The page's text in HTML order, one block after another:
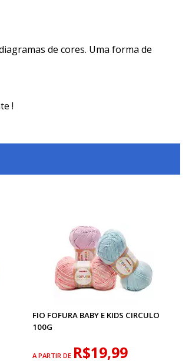
de cores. Uma forma de
!
FIO FOFURA BABY E KIDS CIRCULO
100G
A PARTIR DE R$19,99